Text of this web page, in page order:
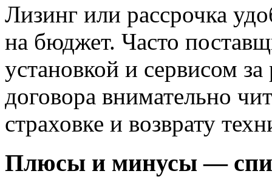
Лизинг или рассрочка
на бюджет. Часто
установкой и сервисом
договора внимательно
страховке и возврату
Плюсы и минусы —